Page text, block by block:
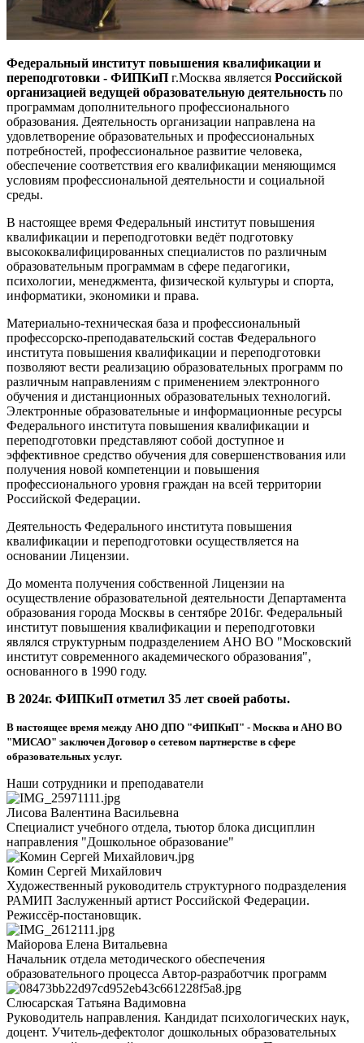
Федеральный институт повышения квалификации и
переподготовки - ФИПКиП г.Москва является Российской
организацией ведущей образовательную деятельность по
программам дополнительного профессионального
образования. Деятельность организации направлена на
удовлетворение образовательных и профессиональных
потребностей, профессиональное развитие человека,
обеспечение соответствия его квалификации меняющимся
условиям профессиональной деятельности и социальной
среды.
В настоящее время Федеральный институт повышения
квалификации и переподготовки ведёт подготовку
высококвалифицированных специалистов по различным
образовательным программам в сфере педагогики,
психологии, менеджмента, физической культуры и спорта,
информатики, экономики и права.
Материально-техническая база и профессиональный
профессорско-преподавательский состав Федерального
института повышения квалификации и переподготовки
позволяют вести реализацию образовательных программ по
различным направлениям с применением электронного
обучения и дистанционных образовательных технологий.
Электронные образовательные и информационные ресурсы
Федерального института повышения квалификации и
переподготовки представляют собой доступное и
эффективное средство обучения для совершенствования или
получения новой компетенции и повышения
профессионального уровня граждан на всей территории
Российской Федерации.
Деятельность Федерального института повышения
квалификации и переподготовки осуществляется на
основании Лицензии.
До момента получения собственной Лицензии на
осуществление образовательной деятельности Департамента
образования города Москвы в сентябре 2016г. Федеральный
институт повышения квалификации и переподготовки
являлся структурным подразделением АНО ВО "Московский
институт современного академического образования",
основанного в 1990 году.
В 2024г. ФИПКиП отметил 35 лет своей работы.
В настоящее время между АНО ДПО "ФИПКиП" - Москва и АНО ВО
"МИСАО" заключен Договор о сетевом партнерстве в сфере
образовательных услуг.
Наши сотрудники и преподаватели
Лисова Валентина Васильевна
Специалист учебного отдела, тьютор блока дисциплин
направления "Дошкольное образование"
Комин Сергей Михайлович
Художественный руководитель структурного подразделения
РАМИП Заслуженный артист Российской Федерации.
Режиссёр-постановщик.
Майорова Елена Витальевна
Начальник отдела методического обеспечения
образовательного процесса Автор-разработчик программ
Слюсарская Татьяна Вадимовна
Руководитель направления. Кандидат психологических наук,
доцент. Учитель-дефектолог дошкольных образовательных